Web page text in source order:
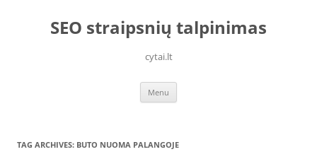
contentSEO straipsnių talpinimas
cytai.lt
Menu
TAG ARCHIVES: BUTO NUOMA PALANGOJE